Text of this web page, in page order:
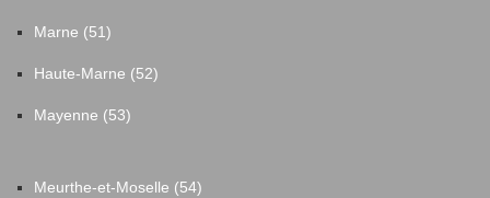
Marne (51)
Haute-Marne (52)
Mayenne (53)
Meurthe-et-Moselle (54)